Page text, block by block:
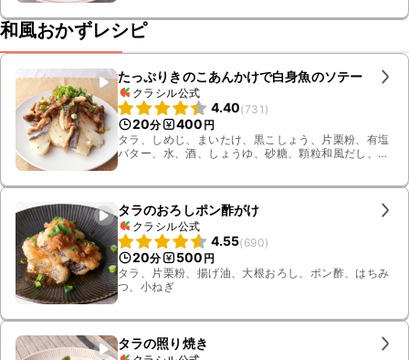
和風おかずレシピ
たっぷりきのこあんかけで白身魚のソテー
クラシル公式
4.40(731 )
20分 400 円
タラ、しめじ、まいたけ、黒こしょう、片栗粉、有塩
バター、水、酒、しょうゆ、砂糖、顆粒和風だし、水
タラのおろしポン酢がけ
クラシル公式
4.55(690)
20分 500 円
タラ、片栗粉、揚げ油、大根おろし、ポン酢、はちみ
つ、小ねぎ
タラの照り焼き